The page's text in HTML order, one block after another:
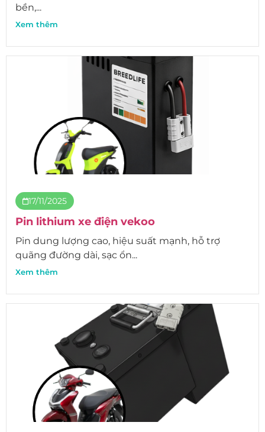
bền,...
Xem thêm
17/11/2025
Pin lithium xe điện vekoo
Pin dung lượng cao, hiệu suất mạnh, hỗ trợ
quãng đường dài, sạc ổn...
Xem thêm